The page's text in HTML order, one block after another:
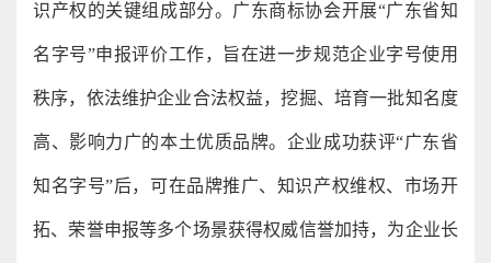
识产权的关键组成部分。广东商标协会开展“广东省知
名字号”申报评价工作，旨在进一步规范企业字号使用
秩序，依法维护企业合法权益，挖掘、培育一批知名度
高、影响力广的本土优质品牌。企业成功获评“广东省
知名字号”后，可在品牌推广、知识产权维权、市场开
拓、荣誉申报等多个场景获得权威信誉加持，为企业长